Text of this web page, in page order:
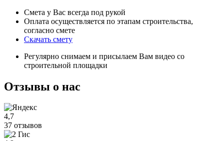
Смета у Вас всегда под рукой
Оплата осуществляется по этапам строительства,
согласно смете
Скачать смету
Регулярно снимаем и присылаем Вам видео со
строительной площадки
Отзывы о нас
4,7
37 отзывов